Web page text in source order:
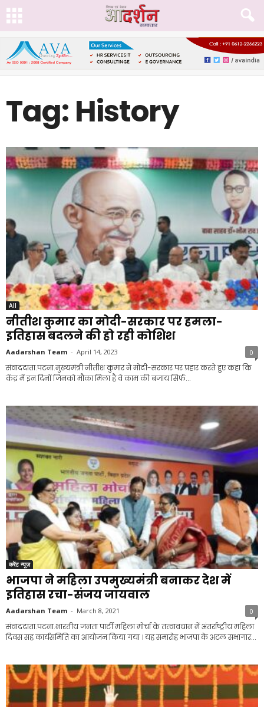
Tag: History
All
नीतीश कुमार का मोदी-सरकार पर हमला-
इतिहास बदलने की हो रही कोशिश
Aadarshan Team - April 14, 2023 0
संवाददाता.पटना.मुख्यमंत्री नीतीश कुमार ने मोदी-सरकार पर प्रहार करते हुए कहा कि
केंद्र में इन दिनों जिनको मौका मिला है वे काम की बजाय सिर्फ...
करेंट न्यूज़
भाजपा ने महिला उपमुख्यमंत्री बनाकर देश में
इतिहास रचा-संजय जायवाल
Aadarshan Team - March 8, 2021 0
संवाददाता.पटना.भारतीय जनता पार्टी महिला मोर्चा के तत्वावधान में अंतर्राष्ट्रीय महिला
दिवस सह कार्यसमिति का आयोजन किया गया । यह समारोह भाजपा के अटल सभागार...